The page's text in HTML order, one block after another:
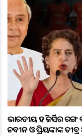
ଭାରତୀୟ ହକି ଜର୍ସିର ରଙ୍ଗ
ନବୀନ ଓ ପ୍ରିୟଙ୍କାଙ୍କ